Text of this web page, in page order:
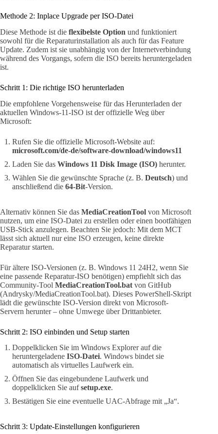
Methode 2: Inplace Upgrade per ISO-Datei
Diese Methode ist die flexibelste Option und funktioniert
sowohl für die Reparaturinstallation als auch für das Feature
Update. Zudem ist sie unabhängig von der Internetverbindung
während des Vorgangs, sofern die ISO bereits heruntergeladen
ist.
Schritt 1: Die richtige ISO herunterladen
Die empfohlene Vorgehensweise für das Herunterladen der
aktuellen Windows-11-ISO ist der offizielle Weg über
Microsoft:
Rufen Sie die offizielle Microsoft-Website auf:
microsoft.com/de-de/software-download/windows11
Laden Sie das Windows 11 Disk Image (ISO) herunter.
Wählen Sie die gewünschte Sprache (z. B. Deutsch) und
anschließend die 64-Bit-Version.
Alternativ können Sie das MediaCreationTool von Microsoft
nutzen, um eine ISO-Datei zu erstellen oder einen bootfähigen
USB-Stick anzulegen. Beachten Sie jedoch: Mit dem MCT
lässt sich aktuell nur eine ISO erzeugen, keine direkte
Reparatur starten.
Für ältere ISO-Versionen (z. B. Windows 11 24H2, wenn Sie
eine passende Reparatur-ISO benötigen) empfiehlt sich das
Community-Tool MediaCreationTool.bat von GitHub
(Andrysky/MediaCreationTool.bat). Dieses PowerShell-Skript
lädt die gewünschte ISO-Version direkt von Microsoft-
Servern herunter – ohne Umwege über Drittanbieter.
Schritt 2: ISO einbinden und Setup starten
Doppelklicken Sie im Windows Explorer auf die
heruntergeladene ISO-Datei. Windows bindet sie
automatisch als virtuelles Laufwerk ein.
Öffnen Sie das eingebundene Laufwerk und
doppelklicken Sie aufsetup.exe.
Bestätigen Sie eine eventuelle UAC-Abfrage mit „Ja“.
Schritt 3: Update-Einstellungen konfigurieren